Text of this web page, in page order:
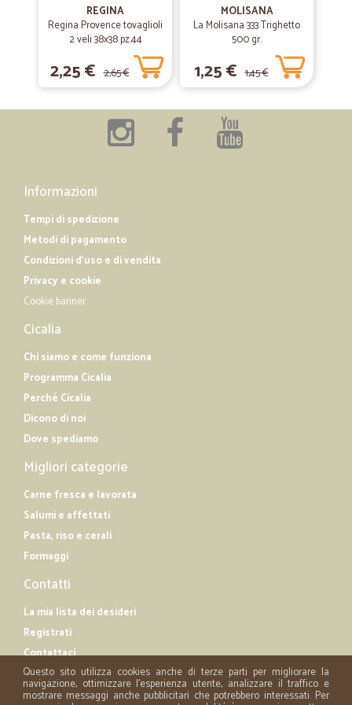
servizio preciso.
servizio preciso.
08/06/2020
—Serena B.
Ottimo servizio
Oltre al prezzo molto concorrenziale offrite un servizio eccellente.
Continuero’ ad essere un vostro cliente.
REGINA
Regina Provence tovaglioli
2 veli 38x38 pz.44
2,25 € 2,65 €
MOLISANA
La Molisana 333 Trighetto
500 gr.
1,25 € 1,45 €
Informazioni
Tempi di spedizione
Metodi di pagamento
Condizioni d'uso e di vendita
Privacy e cookie
Cookie banner
Cicalia
Chi siamo e come funziona
Programma Cicalia
Perché Cicalia
Dicono di noi
Dove spediamo
Migliori categorie
Carne fresca e lavorata
Salumi e affettati
Pasta, riso e cerali
Formaggi
Contatti
La mia lista dei desideri
Registrati
Contattaci
Questo sito utilizza cookies anche di terze parti per migliorare la
navigazione, ottimizzare l'esperienza utente, analizzare il traffico e
mostrare messaggi anche pubblicitari che potrebbero interessati. Per